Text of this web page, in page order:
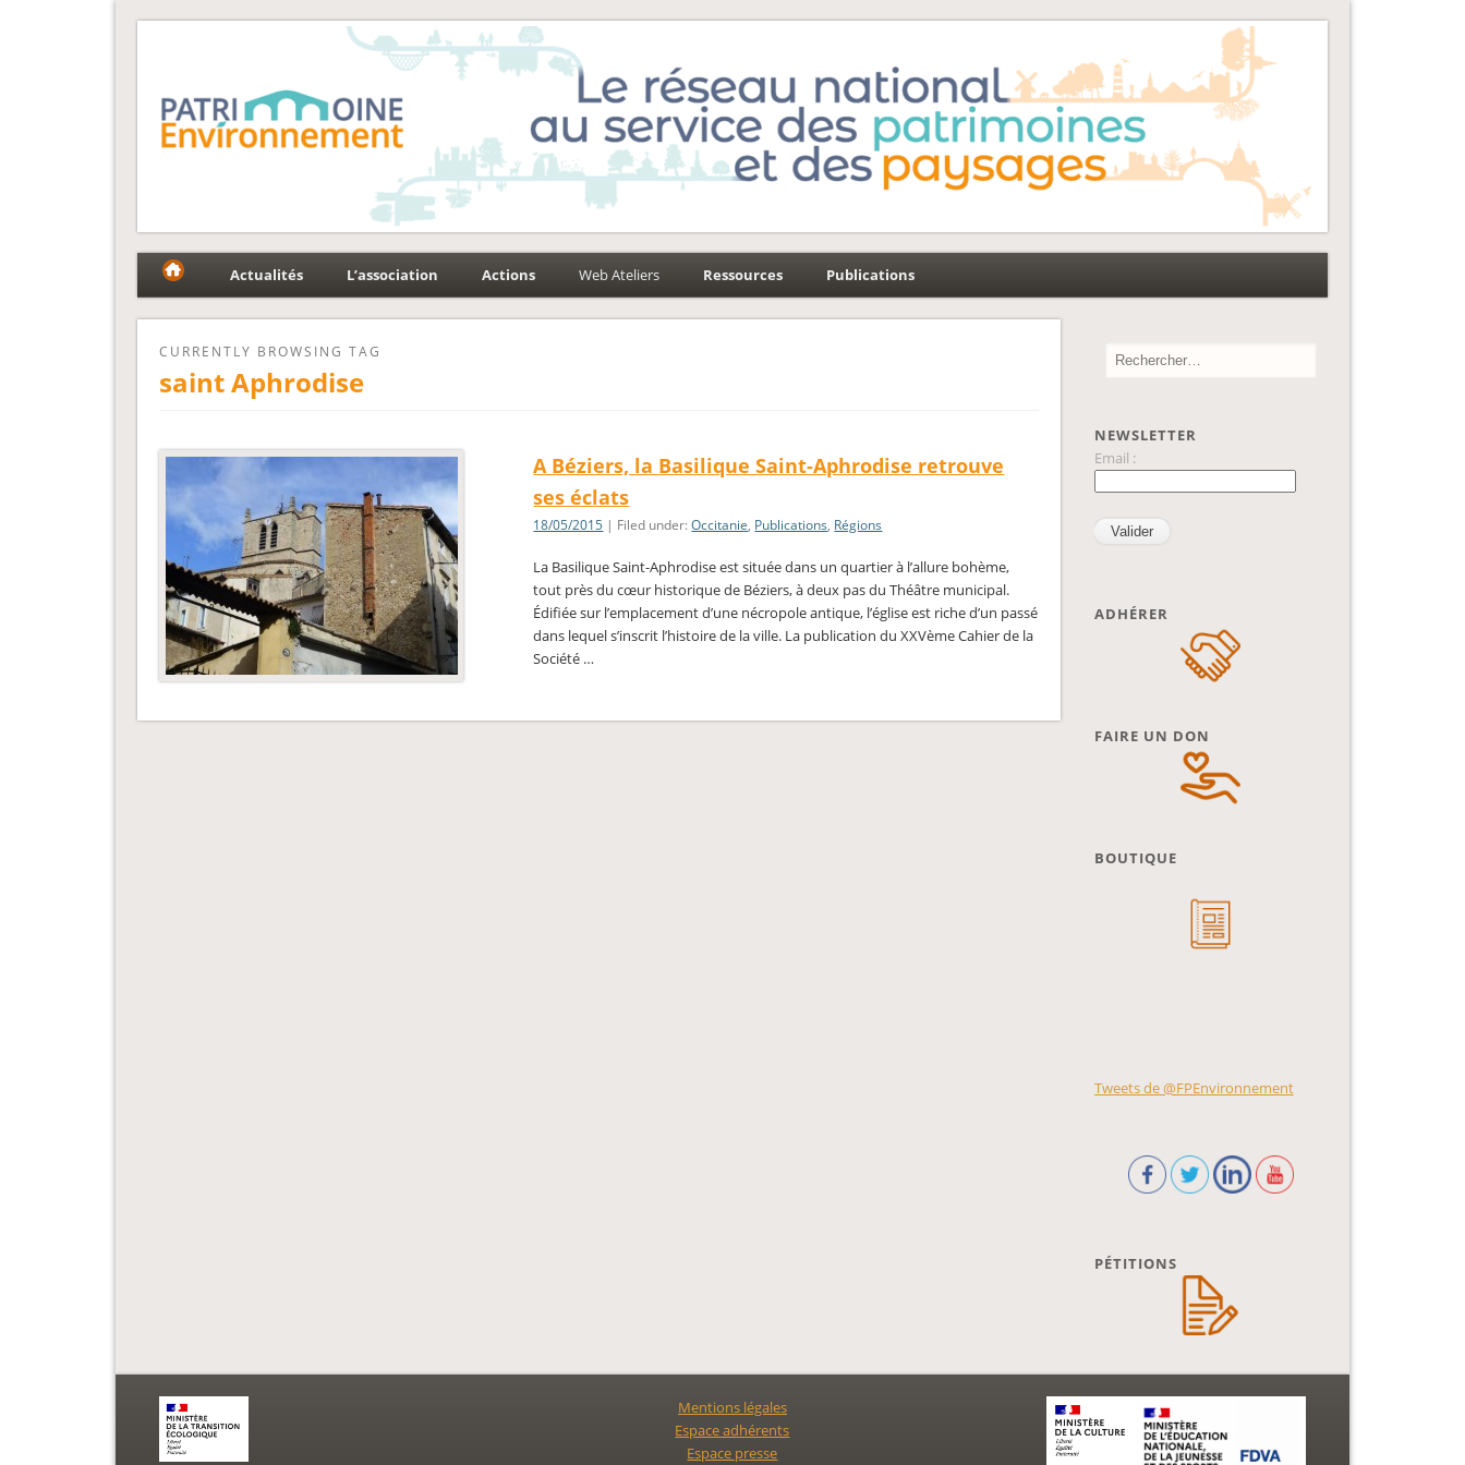
Fédération Patrimoine-Environnement
Actualités L’association Actions Web Ateliers Ressources Publications
CURRENTLY BROWSING TAG
saint Aphrodise
A Béziers, la Basilique Saint-Aphrodise retrouve
ses éclats
18/05/2015 | Filed under:Occitanie, Publications, Régions
La Basilique Saint-Aphrodise est située dans un quartier à l’allure bohème,
tout près du cœur historique de Béziers, à deux pas du Théâtre municipal.
Édifiée sur l’emplacement d’une nécropole antique, l’église est riche d’un passé
dans lequel s’inscrit l’histoire de la ville. La publication du XXVème Cahier de la
Société …
NEWSLETTER
Email :
ADHÉRER
FAIRE UN DON
BOUTIQUE
Tweets de @FPEnvironnement
PÉTITIONS
Mentions légales
Espace adhérents
Espace presse